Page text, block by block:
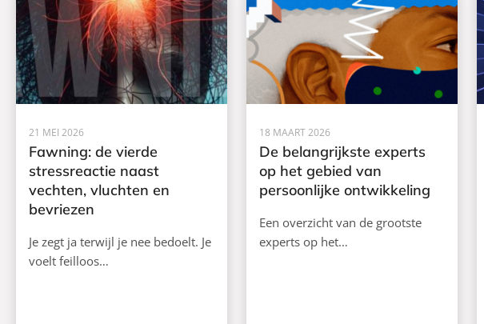
21 MEI 2026
Fawning: de vierde
stressreactie naast
vechten, vluchten en
bevriezen
Je zegt ja terwijl je nee bedoelt. Je
voelt feilloos…
18 MAART 2026
De belangrijkste experts
op het gebied van
persoonlijke ontwikkeling
Een overzicht van de grootste
experts op het…